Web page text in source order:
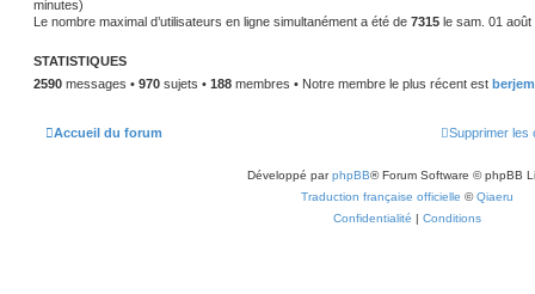
minutes)
Le nombre maximal d’utilisateurs en ligne simultanément a été de 7315 le sam. 01 août
STATISTIQUES
2590 messages • 970 sujets • 188 membres • Notre membre le plus récent est
Accueil du forum Supprimer les
Développé parphpBB® Forum Software © phpBB
Traduction française officielle ©Qiaeru
Confidentialité | Conditions